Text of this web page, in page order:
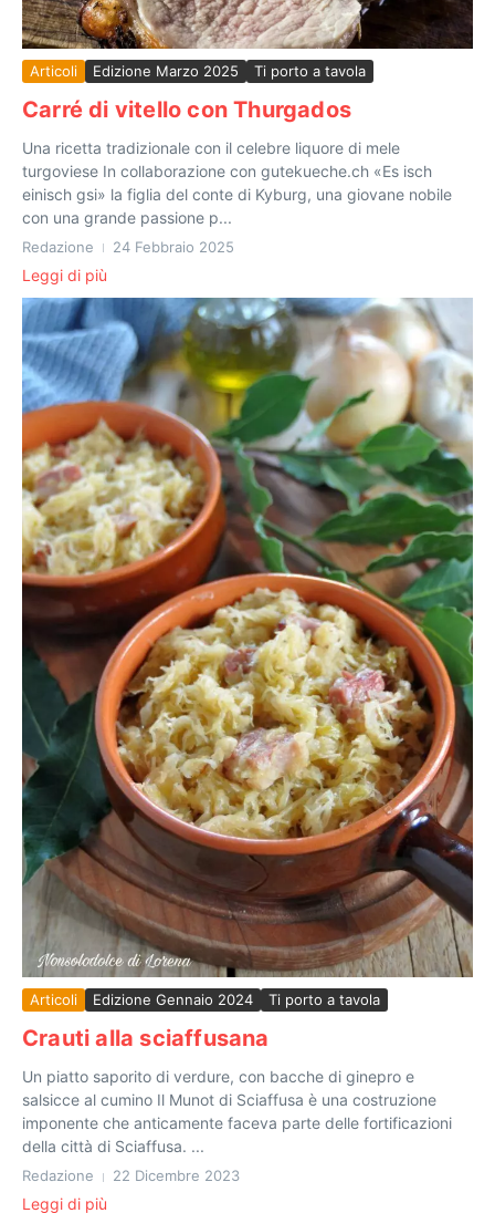
Articoli Edizione Marzo 2025 Ti porto a tavola
Carré di vitello con Thurgados
Una ricetta tradizionale con il celebre liquore di mele
turgoviese In collaborazione con gutekueche.ch «Es isch
einisch gsi» la figlia del conte di Kyburg, una giovane nobile
con una grande passione p...
Redazione 24 Febbraio 2025
Leggi di più
Articoli Edizione Gennaio 2024 Ti porto a tavola
Crauti alla sciaffusana
Un piatto saporito di verdure, con bacche di ginepro e
salsicce al cumino Il Munot di Sciaffusa è una costruzione
imponente che anticamente faceva parte delle fortificazioni
della città di Sciaffusa. ...
Redazione 22 Dicembre 2023
Leggi di più